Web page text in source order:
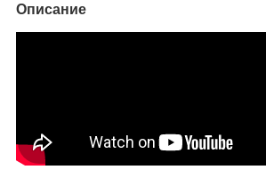
Описание